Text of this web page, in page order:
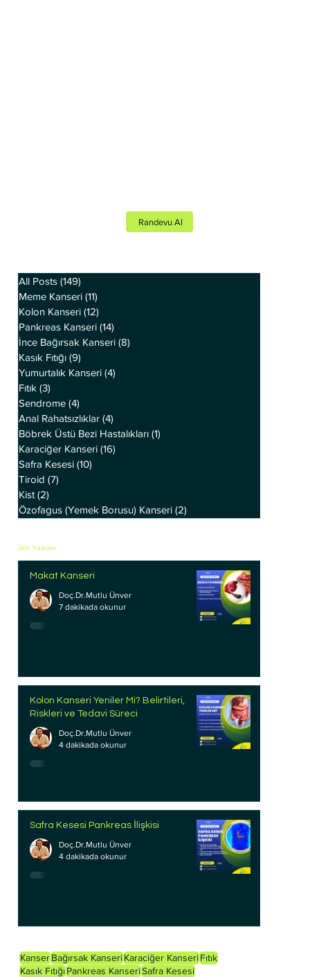
Randevu Al
All Posts (149)
Meme Kanseri (11)
Kolon Kanseri (12)
Pankreas Kanseri (14)
İnce Bağırsak Kanseri (8)
Kasık Fıtığı (9)
Yumurtalık Kanseri (4)
Fıtık (3)
Sendrome (4)
Anal Rahatsızlıklar (4)
Böbrek Üstü Bezi Hastalıkları (1)
Karaciğer Kanseri (16)
Safra Kesesi (10)
Tiroid (7)
Kist (2)
Özofagus (Yemek Borusu) Kanseri (2)
Makat Kanseri
Doç.Dr.Mutlu Ünver
7 dakikada okunur
Kolon Kanseri Yeniler Mi? Belirtileri,
Riskleri ve Tedavi Süreci
Doç.Dr.Mutlu Ünver
4 dakikada okunur
Safra Kesesi Pankreas İlişkisi
Doç.Dr.Mutlu Ünver
4 dakikada okunur
Son Yazılar
KanserBağırsak KanseriKaraciğer KanseriFıtık
Kasık FıtığıPankreas KanseriSafra Kesesi